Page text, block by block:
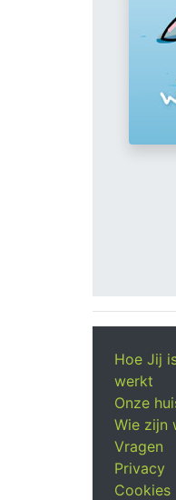
Hoe Jij
werkt
Onze
Wie zijn
Vragen
Privacy
Cookies